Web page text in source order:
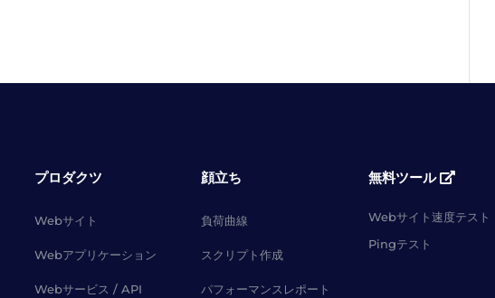
プロダクツ
Webサイト
Webアプリケーション
Webサービス / API
顔立ち
負荷曲線
スクリプト作成
パフォーマンスレポート
無料ツール
Webサイト速度テスト
Pingテスト